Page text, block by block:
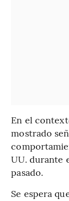
En el
mostrado
UU. durante
pasado.
Se espera